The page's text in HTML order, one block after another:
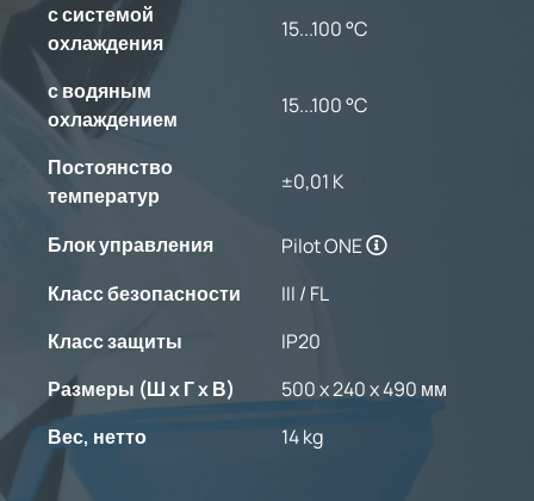
с системой
охлаждения
15...100 °C
с водяным
охлаждением
15...100 °C
Постоянство
температур
±0,01 K
Блок управления
Pilot ONE
Класс безопасности
III / FL
Класс защиты
IP20
Размеры (Ш x Г x В)
500 x 240 x 490 мм
Вес, нетто
14 kg